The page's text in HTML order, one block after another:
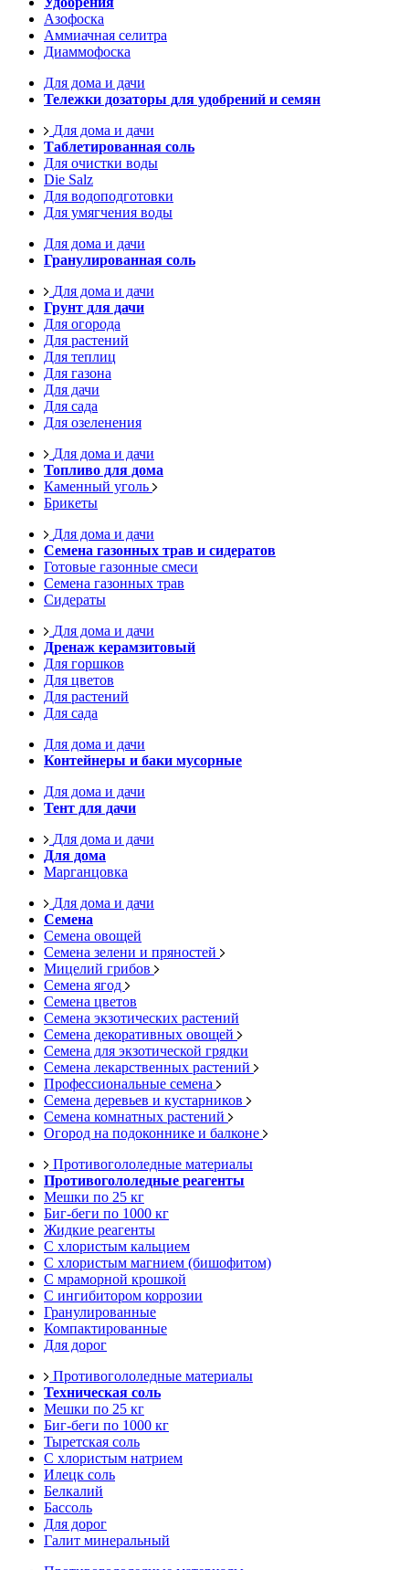
Азофоска
Аммиачная селитра
Диаммофоска
Для дома и дачи
Тележки дозаторы для удобрений и семян
Для дома и дачи
Таблетированная соль
Для очистки воды
Die Salz
Для водоподготовки
Для умягчения воды
Для дома и дачи
Гранулированная соль
Для дома и дачи
Грунт для дачи
Для огорода
Для растений
Для теплиц
Для газона
Для дачи
Для сада
Для озеленения
Для дома и дачи
Топливо для дома
Каменный уголь
Брикеты
Для дома и дачи
Семена газонных трав и сидератов
Готовые газонные смеси
Семена газонных трав
Сидераты
Для дома и дачи
Дренаж керамзитовый
Для горшков
Для цветов
Для растений
Для сада
Для дома и дачи
Контейнеры и баки мусорные
Для дома и дачи
Тент для дачи
Для дома и дачи
Для дома
Марганцовка
Для дома и дачи
Семена
Семена овощей
Семена зелени и пряностей
Мицелий грибов
Семена ягод
Семена цветов
Семена экзотических растений
Семена декоративных овощей
Семена для экзотической грядки
Семена лекарственных растений
Профессиональные семена
Семена деревьев и кустарников
Семена комнатных растений
Огород на подоконнике и балконе
Противогололедные материалы
Противогололедные реагенты
Мешки по 25 кг
Биг-беги по 1000 кг
Жидкие реагенты
С хлористым кальцием
С хлористым магнием (бишофитом)
С мраморной крошкой
С ингибитором коррозии
Гранулированные
Компактированные
Для дорог
Противогололедные материалы
Техническая соль
Мешки по 25 кг
Биг-беги по 1000 кг
Тыретская соль
С хлористым натрием
Илецк соль
Белкалий
Бассоль
Для дорог
Галит минеральный